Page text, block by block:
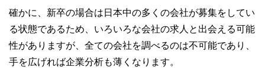
確かに、新卒の場合は日本中の多くの会社が募集をしてい
る状態であるため、いろいろな会社の求人と出会える可能
性がありますが、全ての会社を調べるのは不可能であり、
手を広げれば企業分析も薄くなります。